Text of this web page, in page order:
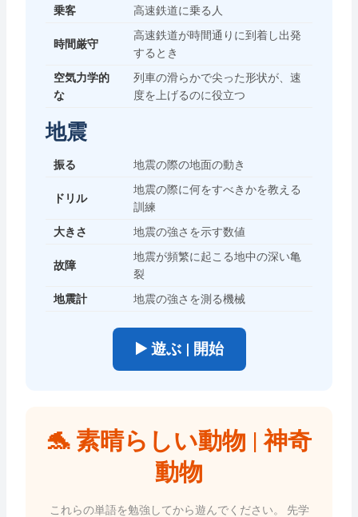
乗客
高速鉄道に乗る人
時間厳守
高速鉄道が時間通りに到着し出発
するとき
空気力学的
な
列車の滑らかで尖った形状が、速
度を上げるのに役立つ
地震
振る 地震の際の地面の動き
ドリル
地震の際に何をすべきかを教える
訓練
大きさ
地震の強さを示す数値
故障
地震が頻繁に起こる地中の深い亀
裂
地震計
地震の強さを測る機械
▶️ 遊ぶ | 開始
🐬 素晴らしい動物 | 神奇
動物
これらの単語を勉強してから遊んでください。 先学